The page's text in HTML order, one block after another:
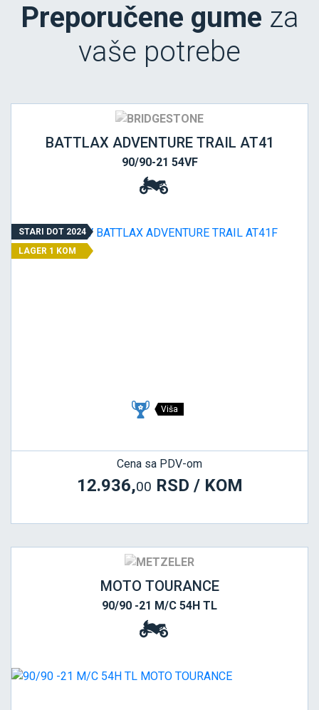
Preporučene gume za
vaše potrebe
BATTLAX ADVENTURE TRAIL AT41
90/90-21 54VF
STARI DOT 2024
LAGER 1 KOM
Viša
Cena sa PDV-om
12.936,00 RSD / KOM
MOTO TOURANCE
90/90 -21 M/C 54H TL